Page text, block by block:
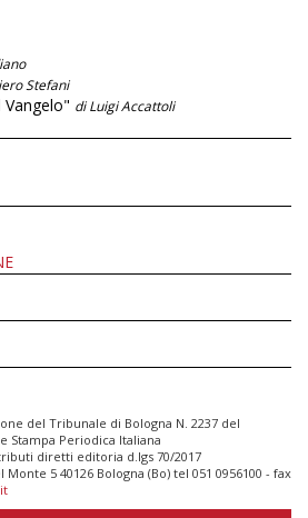
Stefani
di Luigi Accattoli
del Tribunale di Bologna N. 2237 del
Stampa Periodica Italiana
diretti editoria d.lgs 70/2017
5 40126 Bologna (Bo) tel 051 0956100 - fax